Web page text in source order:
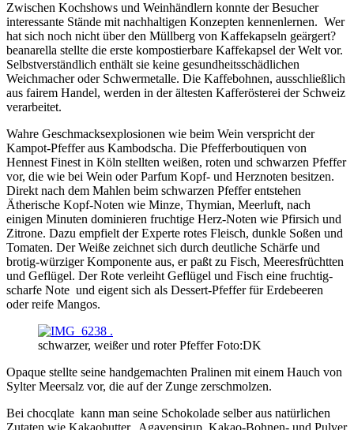
Zwischen Kochshows und Weinhändlern konnte der Besucher
interessante Stände mit nachhaltigen Konzepten kennenlernen. Wer
hat sich noch nicht über den Müllberg von Kaffekapseln geärgert?
beanarella stellte die erste kompostierbare Kaffekapsel der Welt vor.
Selbstverständlich enthält sie keine gesundheitsschädlichen
Weichmacher oder Schwermetalle. Die Kaffebohnen, ausschließlich
aus fairem Handel, werden in der ältesten Kafferösterei der Schweiz
verarbeitet.
Wahre Geschmacksexplosionen wie beim Wein verspricht der
Kampot-Pfeffer aus Kambodscha. Die Pfefferboutiquen von
Hennest Finest in Köln stellten weißen, roten und schwarzen Pfeffer
vor, die wie bei Wein oder Parfum Kopf- und Herznoten besitzen.
Direkt nach dem Mahlen beim schwarzen Pfeffer entstehen
Ätherische Kopf-Noten wie Minze, Thymian, Meerluft, nach
einigen Minuten dominieren fruchtige Herz-Noten wie Pfirsich und
Zitrone. Dazu empfielt der Experte rotes Fleisch, dunkle Soßen und
Tomaten. Der Weiße zeichnet sich durch deutliche Schärfe und
brotig-würziger Komponente aus, er paßt zu Fisch, Meeresfrüchtten
und Geflügel. Der Rote verleiht Geflügel und Fisch eine fruchtig-
scharfe Note und eigent sich als Dessert-Pfeffer für Erdebeeren
oder reife Mangos.
schwarzer, weißer und roter Pfeffer Foto:DK
Opaque stellte seine handgemachten Pralinen mit einem Hauch von
Sylter Meersalz vor, die auf der Zunge zerschmolzen.
Bei chocqlate kann man seine Schokolade selber aus natürlichen